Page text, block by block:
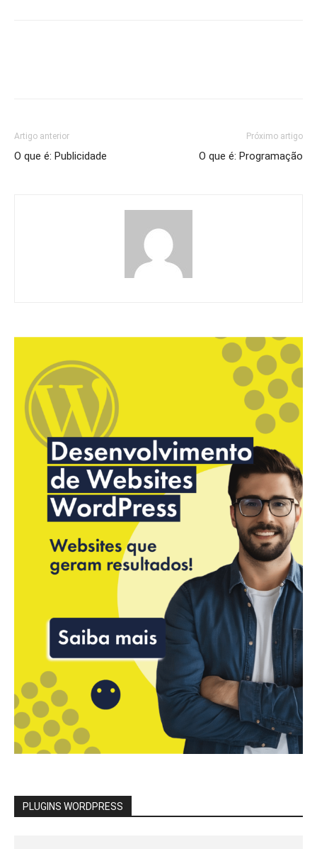
Artigo anterior
O que é: Publicidade
Próximo artigo
O que é: Programação
PLUGINS WORDPRESS